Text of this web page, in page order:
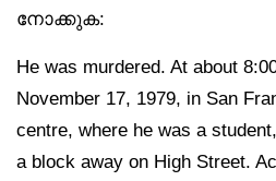
നോക്കുക:
He was murdered. At about
November 17, 1979, in San
centre, where he was a
a block away on High Street.